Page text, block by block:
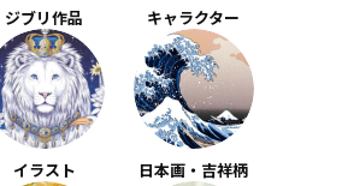
ジブリ作品 キャラクター
イラスト 日本画・吉祥柄